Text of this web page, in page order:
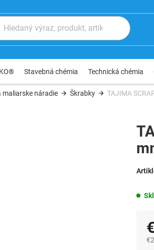
Stavebná chémia Technická chémia
maliarske náradie Škrabky TAJIMA